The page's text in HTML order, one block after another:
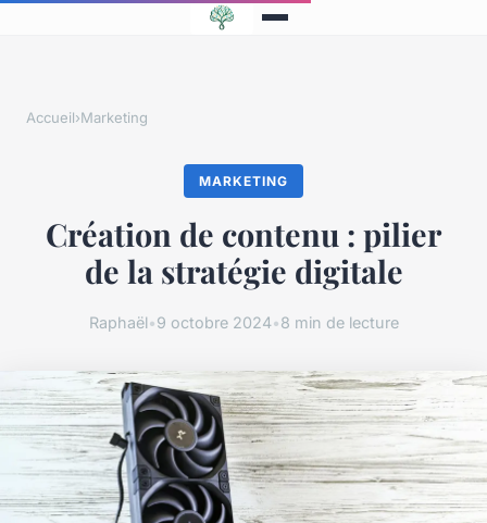
Accueil›Marketing
MARKETING
Création de contenu : pilier
de la stratégie digitale
Raphaël•9 octobre 2024•8 min de lecture